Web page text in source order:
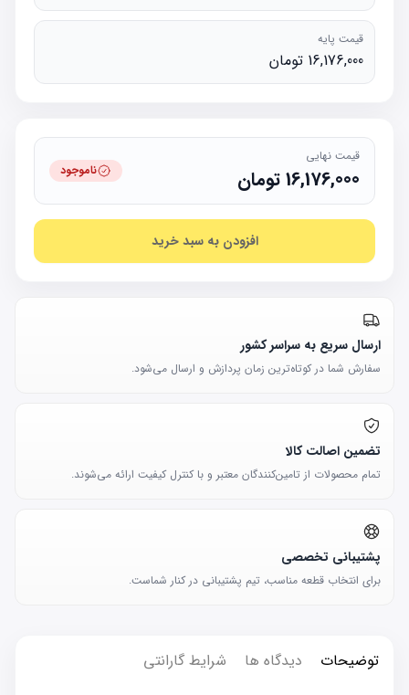
قیمت پایه
16,176,000 تومان
قیمت نهایی
16,176,000تومان ناموجود
افزودن به سبد خرید
ارسال سریع به سراسر کشور
سفارش شما در کوتاه‌ترین زمان پردازش و ارسال می‌شود.
تضمین اصالت کالا
تمام محصولات از تامین‌کنندگان معتبر و با کنترل کیفیت ارائه می‌شوند.
پشتیبانی تخصصی
برای انتخاب قطعه مناسب، تیم پشتیبانی در کنار شماست.
توضیحات دیدگاه ها شرایط گارانتی